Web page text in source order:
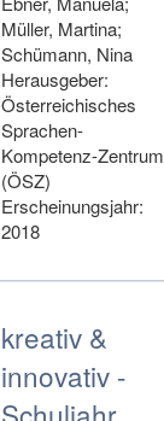
Müller, Martina;
Schümann, Nina
Herausgeber:
Österreichisches
Sprachen-
Kompetenz-Zentrum
(ÖSZ)
Erscheinungsjahr:
2018
kreativ &
innovativ -